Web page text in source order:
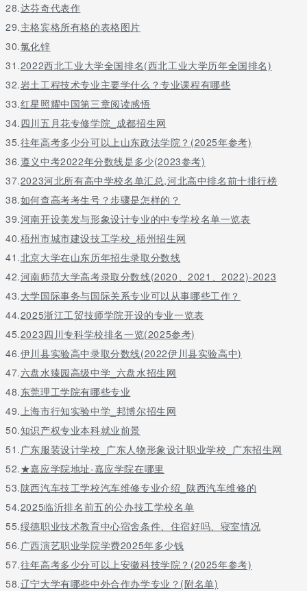
28.达芬奇代表作
29.主格宾格所有格的表格图片
30.氯化锌
31.2022西北工业大学全国排名(西北工业大学历年全国排名)
32.岩土工程技术专业主要学什么？专业课程有哪些
33.红星照耀中国第三章阅读感悟
34.四川五月花专修学院_成都招生网
35.往年高考多少分可以上山东政法学院？(2025年参考)
36.遵义中考2022年分数线是多少(2023参考)
37.2023河北所有高中学校名单汇总,河北高中排名前十排行榜
38.如何查高考考生号？步骤是怎样的？
39.河南开设美发与形象设计专业的中专学校名单一览表
40.梧州市城市建设技工学校_梧州招生网
41.北京大学在山东历年招生录取分数线
42.河南师范大学高考录取分数线(2020、2021、2022)-2023
43.大学国际事务与国际关系专业可以从事哪些工作？
44.2025浙江工贸技师学院开设的专业一览表
45.2023四川专科学校排名一览(2025参考)
46.伊川县实验高中录取分数线(2022伊川县实验高中)
47.六盘水臻园高级中学_六盘水招生网
48.东莞理工学院有哪些专业
49.上海市行知实验中学_邦博尔招生网
50.知识产权专业本科就业前景
51.广东服装设计学校_广东人物形象设计职业学校_广东招生网
52.★嘉应学院地址-嘉应学院在哪里
53.陕西汽车技工学校汽车维修专业介绍_陕西汽车维修的
54.2025临沂排名前五的公办技工学校名单
55.绥德职业技术教育中心宿舍条件、住宿好吗、寝室情况
56.广西演艺职业学院学费2025年多少钱
57.往年高考多少分可以上安徽科技学院？(2025年参考)
58.辽宁大学有哪些中外合作办学专业？(附名单)